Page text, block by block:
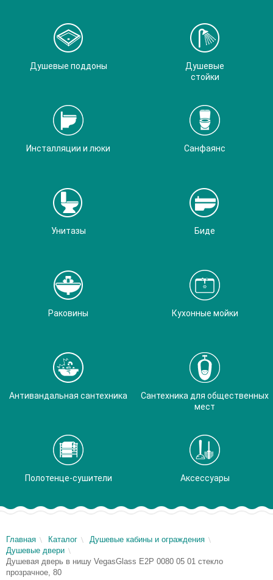
Душевые поддоны
Душевые
стойки
Инсталляции и люки Санфаянс
Унитазы Биде
Раковины Кухонные мойки
Антивандальная сантехника
Сантехника для общественных
мест
Полотенце-сушители Аксессуары
Главная Каталог
Душевые кабины и ограждения
Душевые двери
Душевая дверь в нишу VegasGlass E2P 0080 05 01 стекло
прозрачное, 80